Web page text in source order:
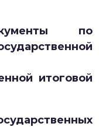
по
итоговой